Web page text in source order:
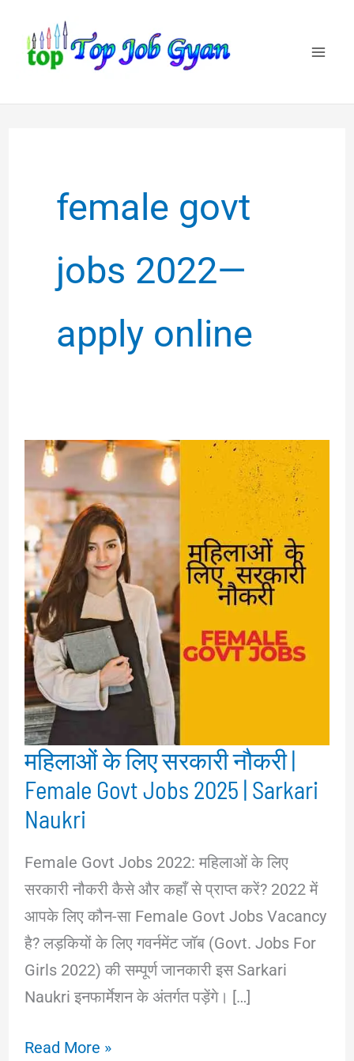
content
female govt
jobs 2022—
apply online
महिलाओं के लिए सरकारी नौकरी |
Female Govt Jobs 2025 | Sarkari
Naukri
Female Govt Jobs 2022: महिलाओं के लिए
सरकारी नौकरी कैसे और कहाँ से प्राप्त करें? 2022 में
आपके लिए कौन-सा Female Govt Jobs Vacancy
है? लड़कियों के लिए गवर्नमेंट जॉब (Govt. Jobs For
Girls 2022) की सम्पूर्ण जानकारी इस Sarkari
Naukri इनफार्मेशन के अंतर्गत पड़ेंगे। […]
महिलाओं
Read More »